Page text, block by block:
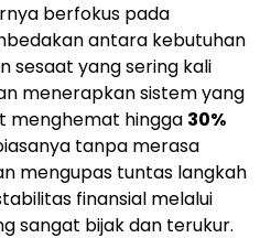
berfokus pada
antara kebutuhan
sesaat yang sering kali
menerapkan sistem yang
menghemat hingga 30%
tanpa merasa
mengupas tuntas langkah
finansial melalui
sangat bijak dan terukur.